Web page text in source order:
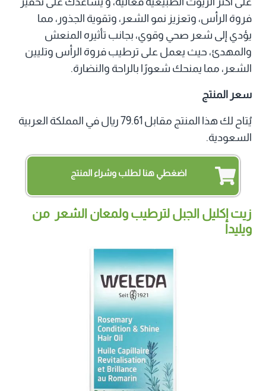
فروة الرأس، وتعزيز نمو الشعر، وتقوية الجذور، مما
يؤدي إلى شعر صحي وقوي، بجانب تأثيره المنعش
والمهدئ، حيث يعمل على ترطيب فروة الرأس وتليين
الشعر، مما يمنحك شعورًا بالراحة والنضارة.
سعر المنتج
يُتاح لك هذا المنتج مقابل 79.61 ريال في المملكة العربية
السعودية.
اضغطي هنا لطلب وشراء المنتج
زيت إكليل الجبل لترطيب ولمعان الشعر من
ويليدا‏